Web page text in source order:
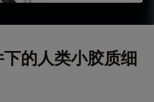
的人类小胶质细